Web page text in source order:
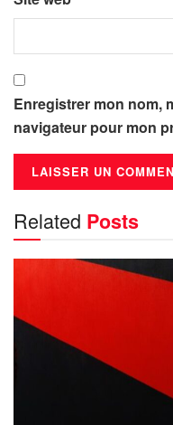
Enregistrer mon nom,
navigateur pour mon
Related Posts